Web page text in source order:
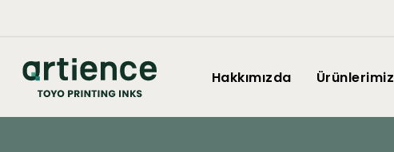
Hakkımızda Ürünlerimiz